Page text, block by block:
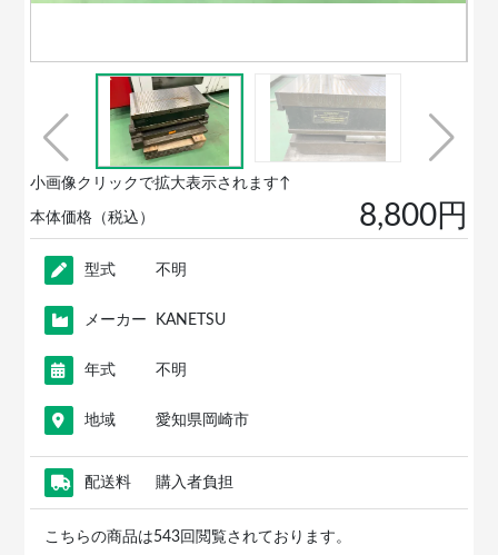
小画像クリックで拡大表示されます↑
本体価格（税込） 8,800円
型式 不明
メーカー KANETSU
年式 不明
地域 愛知県岡崎市
配送料 購入者負担
こちらの商品は543回閲覧されております。